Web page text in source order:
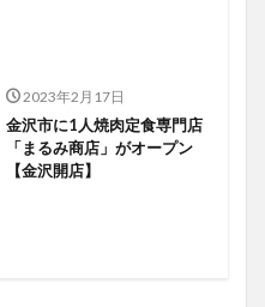
2023年2月17日
金沢市に1人焼肉定食専門店
「まるみ商店」がオープン
【金沢開店】